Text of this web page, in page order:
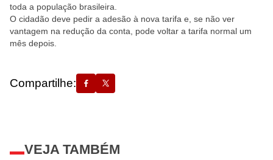
toda a população brasileira.
O cidadão deve pedir a adesão à nova tarifa e, se não ver
vantagem na redução da conta, pode voltar a tarifa normal um
mês depois.
Compartilhe:
VEJA TAMBÉM